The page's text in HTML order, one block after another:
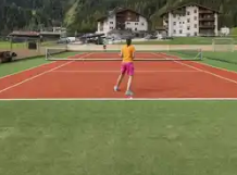
Vorige foto